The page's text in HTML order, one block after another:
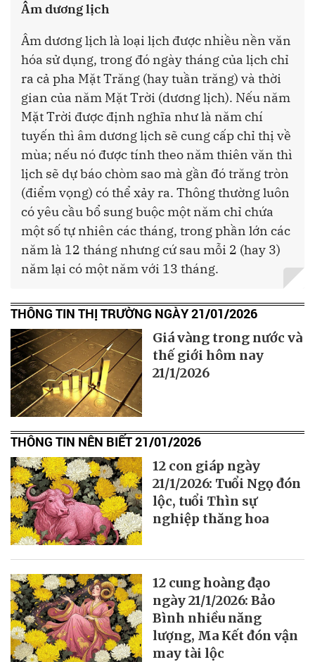
Âm dương lịch
Âm dương lịch là loại lịch được nhiều nền văn
hóa sử dụng, trong đó ngày tháng của lịch chỉ
ra cả pha Mặt Trăng (hay tuần trăng) và thời
gian của năm Mặt Trời (dương lịch). Nếu năm
Mặt Trời được định nghĩa như là năm chí
tuyến thì âm dương lịch sẽ cung cấp chỉ thị về
mùa; nếu nó được tính theo năm thiên văn thì
lịch sẽ dự báo chòm sao mà gần đó trăng tròn
(điểm vọng) có thể xảy ra. Thông thường luôn
có yêu cầu bổ sung buộc một năm chỉ chứa
một số tự nhiên các tháng, trong phần lớn các
năm là 12 tháng nhưng cứ sau mỗi 2 (hay 3)
năm lại có một năm với 13 tháng.
THÔNG TIN THỊ TRƯỜNG NGÀY 21/01/2026
Giá vàng trong nước và
thế giới hôm nay
21/1/2026
THÔNG TIN NÊN BIẾT 21/01/2026
12 con giáp ngày
21/1/2026: Tuổi Ngọ đón
lộc, tuổi Thìn sự
nghiệp thăng hoa
12 cung hoàng đạo
ngày 21/1/2026: Bảo
Bình nhiều năng
lượng, Ma Kết đón vận
may tài lộc